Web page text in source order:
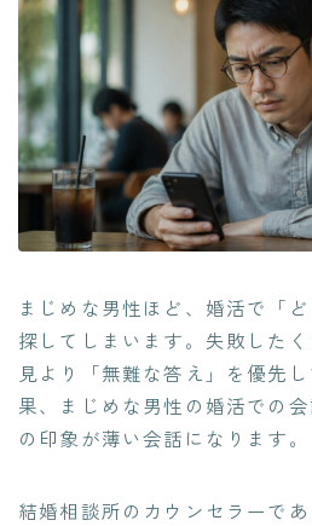
まじめな男性ほど、婚活で「
探してしまいます。失敗した
見より「無難な答え」を優先
果、まじめな男性の婚活での
の印象が薄い会話になります。
結婚相談所のカウンセラーであ